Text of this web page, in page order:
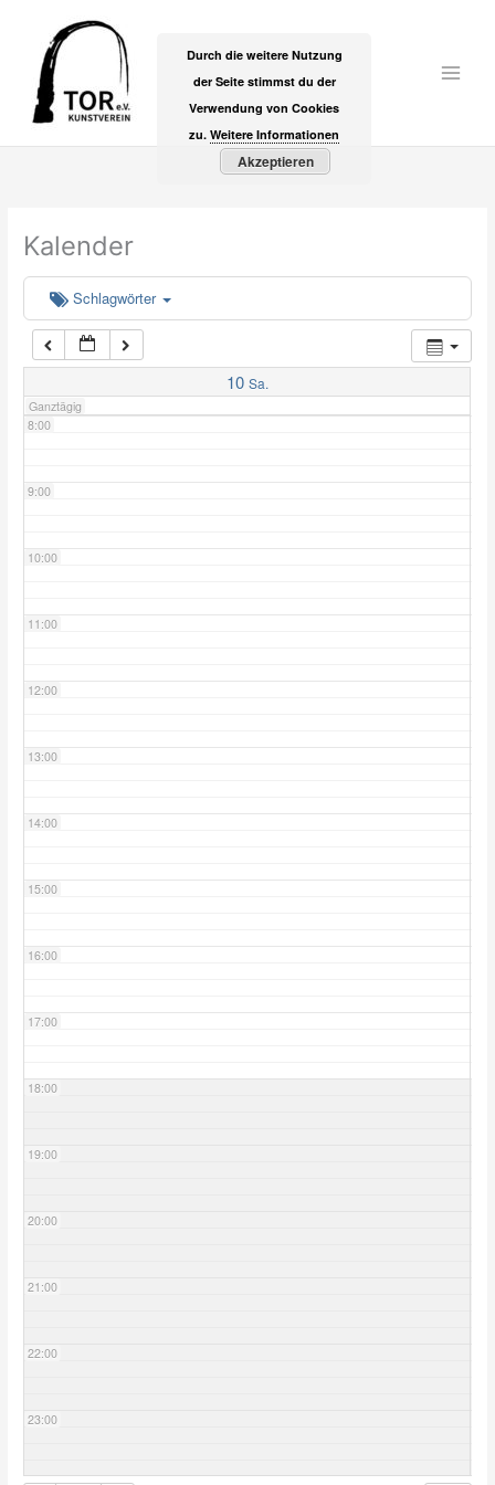
springen
Kalender
Schlagwörter
10 Sa.
Ganztägig
3:00
6:00
7:00
8:00
9:00
10:00
11:00
12:00
13:00
14:00
15:00
16:00
17:00
18:00
19:00
20:00
21:00
22:00
23:00
Durch die weitere Nutzung
der Seite stimmst du der
Verwendung von Cookies
zu. Weitere Informationen
Akzeptieren